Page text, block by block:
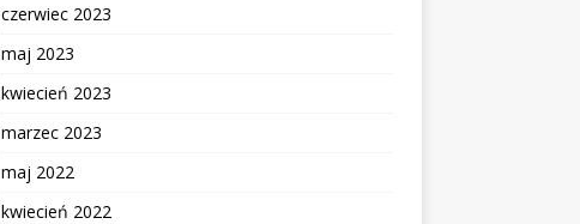
czerwiec 2023
maj 2023
kwiecień 2023
marzec 2023
maj 2022
kwiecień 2022